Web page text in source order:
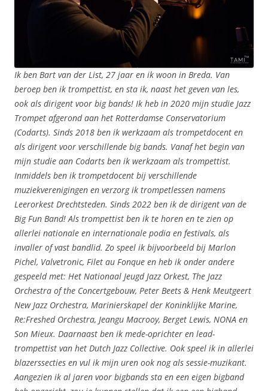
Ik ben Bart van der List, 27 jaar en ik woon in Breda. Van
beroep ben ik trompettist, en sta ik, naast het geven van les,
ook als dirigent voor big bands! Ik heb in 2020 mijn studie Jazz
Trompet afgerond aan het Rotterdamse Conservatorium
(Codarts). Sinds 2018 ben ik werkzaam als trompetdocent en
als dirigent voor verschillende big bands. Vanaf het begin van
mijn studie aan Codarts ben ik werkzaam als trompettist.
Inmiddels ben ik trompetdocent bij verschillende
muziekverenigingen en verzorg ik trompetlessen namens
Leerorkest Drechtsteden. Sinds 2022 ben ik de dirigent van de
Big Fun Band! Als trompettist ben ik te horen en te zien op
allerlei nationale en internationale podia en festivals, als
invaller of vast bandlid. Zo speel ik bijvoorbeeld bij Marlon
Pichel, Valvetronic, Filet au Fonque en heb ik onder andere
gespeeld met: Het Nationaal Jeugd Jazz Orkest, The Jazz
Orchestra of the Concertgebouw, Peter Beets & Henk Meutgeert
New Jazz Orchestra, Marinierskapel der Koninklijke Marine,
Re:Freshed Orchestra, Jeangu Macrooy, Berget Lewis, NONA en
Son Mieux. Daarnaast ben ik mede-oprichter en lead-
trompettist van het Dutch Jazz Collective. Ook speel ik in allerlei
blazerssecties en vul ik mijn uren ook nog als sessie-muzikant.
Aangezien ik al jaren voor bigbands sta en een eigen bigband